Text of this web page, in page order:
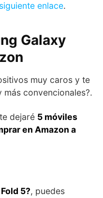
siguiente enlace.
Galaxy
muy caros y te
más convencionales?.
dejaré 5 móviles
en Amazon a
5?, puedes